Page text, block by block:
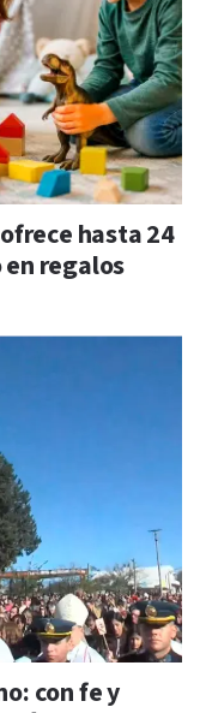
hasta 24
regalos
con fe y